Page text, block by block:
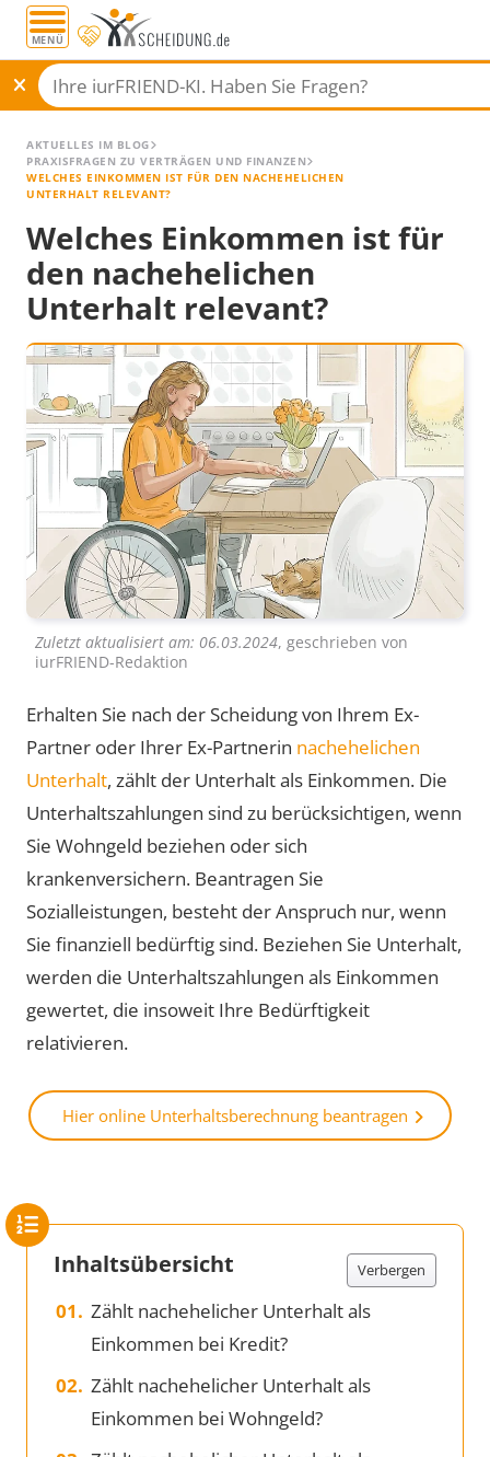
MENÜ
AKTUELLES IM BLOG
PRAXISFRAGEN ZU VERTRÄGEN UND FINANZEN
WELCHES EINKOMMEN IST FÜR DEN NACHEHELICHEN
UNTERHALT RELEVANT?
Welches Einkommen ist für
den nachehelichen
Unterhalt relevant?
Zuletzt aktualisiert am: 06.03.2024, geschrieben von
iurFRIEND-Redaktion
Erhalten Sie nach der Scheidung von Ihrem Ex-
Partner oder Ihrer Ex-Partnerin nachehelichen
Unterhalt, zählt der Unterhalt als Einkommen. Die
Unterhaltszahlungen sind zu berücksichtigen, wenn
Sie Wohngeld beziehen oder sich
krankenversichern. Beantragen Sie
Sozialleistungen, besteht der Anspruch nur, wenn
Sie finanziell bedürftig sind. Beziehen Sie Unterhalt,
werden die Unterhaltszahlungen als Einkommen
gewertet, die insoweit Ihre Bedürftigkeit
relativieren.
Hier online Unterhaltsberechnung beantragen
Inhaltsübersicht Verbergen
Zählt nachehelicher Unterhalt als
Einkommen bei Kredit?
Zählt nachehelicher Unterhalt als
Einkommen bei Wohngeld?